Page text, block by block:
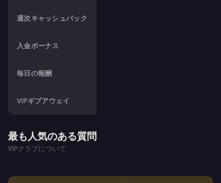
週次キャッシュバック
入金ボーナス
毎日の報酬
VIPギブアウェイ
最も人気のある質問
VIPクラブについて